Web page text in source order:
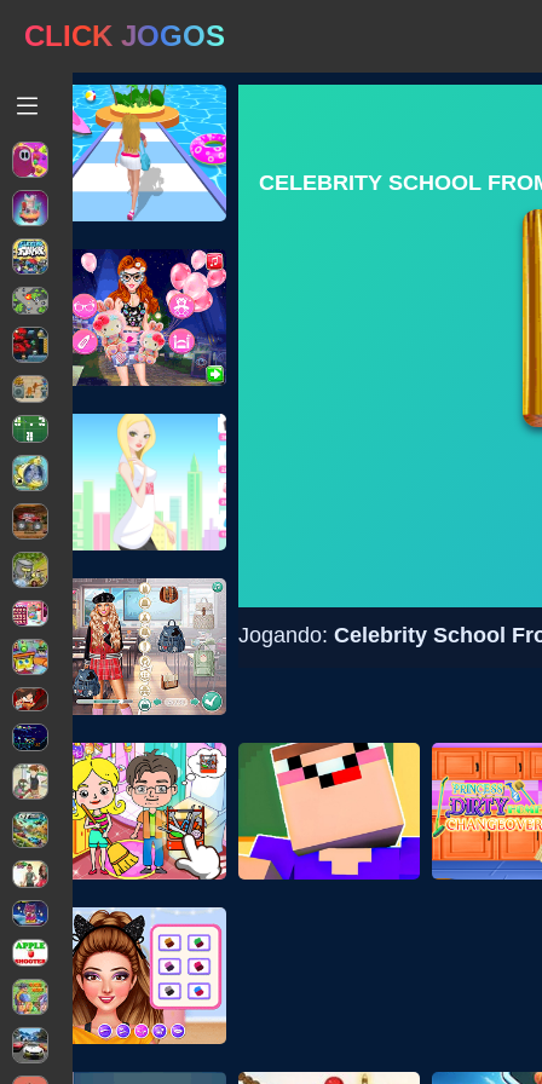
CLICK JOGOS
CELEBRITY SCHOOL
Jogando: Celebrity School